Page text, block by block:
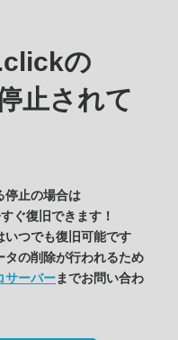
の
止されて
停止の場合は
ぐ復旧できます！
いつでも復旧可能です
の削除が行われるため
サーバーまでお問い合わ